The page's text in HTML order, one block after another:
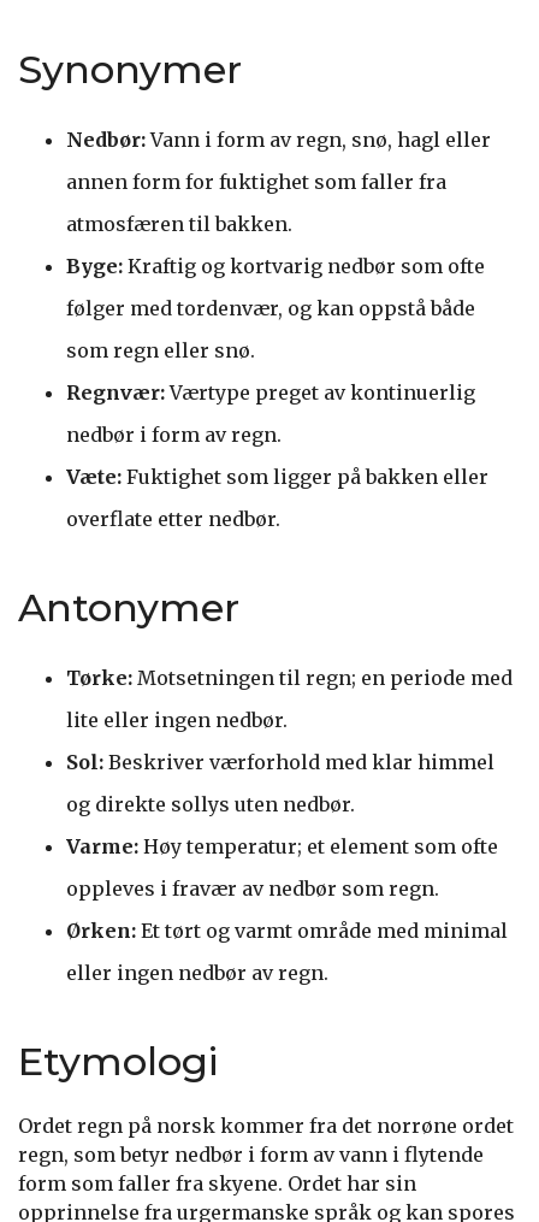
Synonymer
Nedbør:Vann i form av regn, snø, hagl eller
annen form for fuktighet som faller fra
atmosfæren til bakken.
Byge: Kraftig og kortvarig nedbør som ofte
følger med tordenvær, og kan oppstå både
som regn eller snø.
Regnvær:Værtype preget av kontinuerlig
nedbør i form av regn.
Væte: Fuktighet som ligger på bakken eller
overflate etter nedbør.
Antonymer
Tørke: Motsetningen til regn; en periode med
lite eller ingen nedbør.
Sol: Beskriver værforhold med klar himmel
og direkte sollys uten nedbør.
Varme: Høy temperatur; et element som ofte
oppleves i fravær av nedbør som regn.
Ørken: Et tørt og varmt område med minimal
eller ingen nedbør av regn.
Etymologi
Ordet regn på norsk kommer fra det norrøne ordet
regn, som betyr nedbør i form av vann i flytende
form som faller fra skyene. Ordet har sin
opprinnelse fra urgermanske språk og kan spores